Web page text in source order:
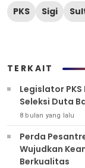
PKS Sigi
TERKAIT
Legislator
Seleksi Duta
8 bulan yang lalu
Perda
Wujudkan
Berkualitas